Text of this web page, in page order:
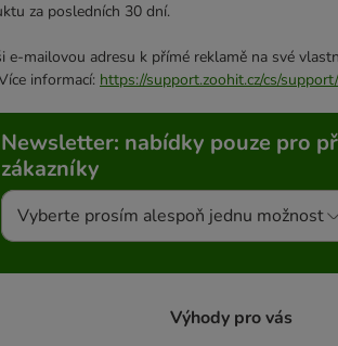
za posledních 30 dní.
e-mailovou adresu k přímé reklamě na své
informací: https://support.zoohit.cz/cs/
Newsletter: nabídky pouze pro
zákazníky
Vyberte prosím alespoň jednu možnost
Výhody pro vás